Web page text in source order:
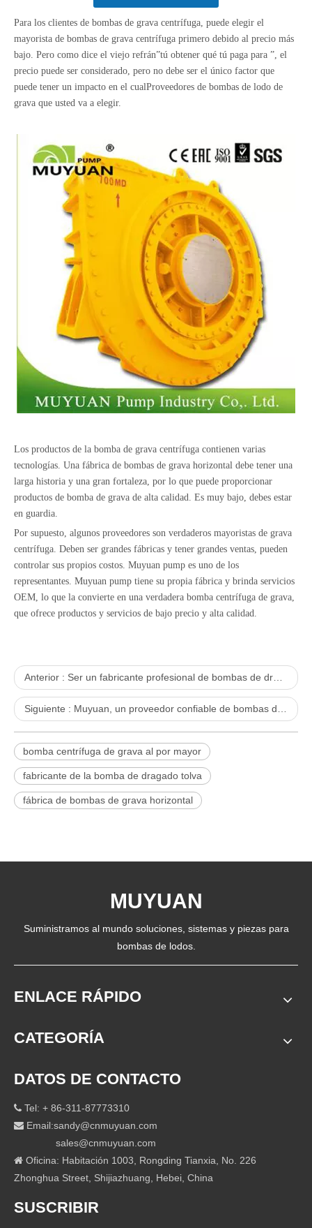
Para los clientes de bombas de grava centrífuga, puede elegir el
mayorista de bombas de grava centrífuga primero debido al precio más
bajo. Pero como dice el viejo refrán”tú obtener qué tú paga para ” , el
precio puede ser considerado, pero no debe ser el único factor que
puede tener un impacto en el cualProveedores de bombas de lodo de
grava que usted va a elegir.
Los productos de la bomba de grava centrífuga contienen varias
tecnologías. Una fábrica de bombas de grava horizontal debe tener una
larga historia y una gran fortaleza, por lo que puede proporcionar
productos de bomba de grava de alta calidad. Es muy bajo, debes estar
en guardia.
Por supuesto, algunos proveedores son verdaderos mayoristas de grava
centrífuga. Deben ser grandes fábricas y tener grandes ventas, pueden
controlar sus propios costos. Muyuan pump es uno de los
representantes. Muyuan pump tiene su propia fábrica y brinda servicios
OEM, lo que la convierte en una verdadera bomba centrífuga de grava,
que ofrece productos y servicios de bajo precio y alta calidad.
Anterior : Ser un fabricante profesional de bombas de dragado de tolva.
Siguiente : Muyuan, un proveedor confiable de bombas de lodo de grava
bomba centrífuga de grava al por mayor
fabricante de la bomba de dragado tolva
fábrica de bombas de grava horizontal
MUYUAN
Suministramos al mundo soluciones, sistemas y piezas para
bombas de lodos.
ENLACE RÁPIDO
CATEGORÍA
DATOS DE CONTACTO
 Tel: + 86-311-87773310
 Email:sandy@cnmuyuan.com
sales@cnmuyuan.com
 Oficina: Habitación 1003, Rongding Tianxia, ​​No. 226
Zhonghua Street, Shijiazhuang, Hebei, China
SUSCRIBIR